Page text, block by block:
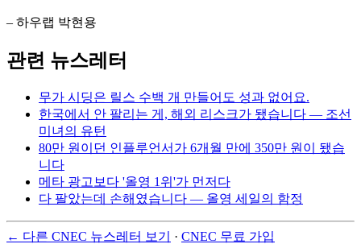
– 하우랩 박현용
관련 뉴스레터
무가 시딩은 릴스 수백 개 만들어도 성과 없어요.
한국에서 안 팔리는 게, 해외 리스크가 됐습니다 — 조선
미녀의 유턴
80만 원이던 인플루언서가 6개월 만에 350만 원이 됐습
니다
메타 광고보다 '올영 1위'가 먼저다
다 팔았는데 손해였습니다 — 올영 세일의 함정
← 다른 CNEC 뉴스레터 보기 · CNEC 무료 가입